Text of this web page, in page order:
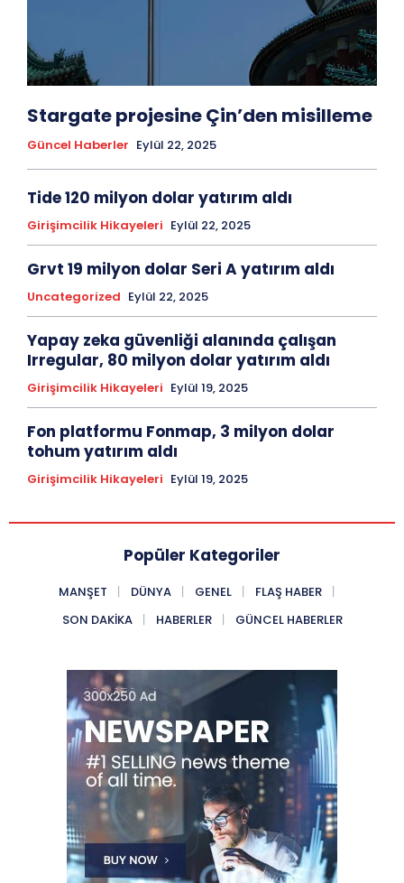
Stargate projesine Çin’den misilleme
Güncel Haberler Eylül 22, 2025
Tide 120 milyon dolar yatırım aldı
Girişimcilik Hikayeleri Eylül 22, 2025
Grvt 19 milyon dolar Seri A yatırım aldı
Uncategorized Eylül 22, 2025
Yapay zeka güvenliği alanında çalışan
Irregular, 80 milyon dolar yatırım aldı
Girişimcilik Hikayeleri Eylül 19, 2025
Fon platformu Fonmap, 3 milyon dolar
tohum yatırım aldı
Girişimcilik Hikayeleri Eylül 19, 2025
Popüler Kategoriler
MANŞET DÜNYA GENEL
FLAŞ HABER
SON DAKIKA
HABERLER GÜNCEL HABERLER